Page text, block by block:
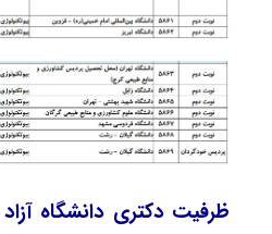
ظرفیت دکتری دانشگاه